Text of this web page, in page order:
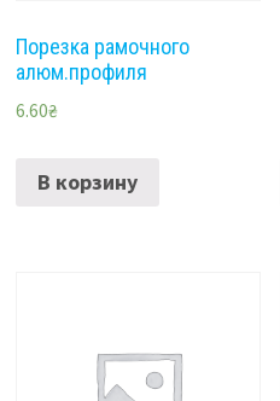
Порезка рамочного
алюм.профиля
6.60₴
В корзину